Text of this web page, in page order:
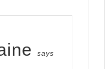
says